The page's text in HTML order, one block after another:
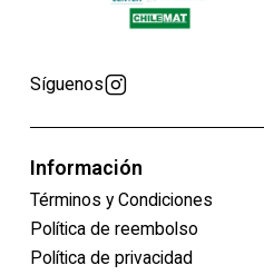
Síguenos
Información
Términos y Condiciones
Política de reembolso
Política de privacidad